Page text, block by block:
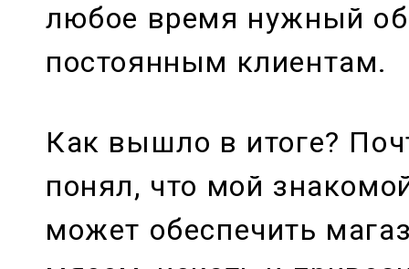
любое время нужный
постоянным клиентам.
Как вышло в итоге?
понял, что мой
может обеспечить